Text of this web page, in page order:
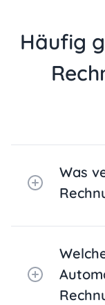
Häufig
Was